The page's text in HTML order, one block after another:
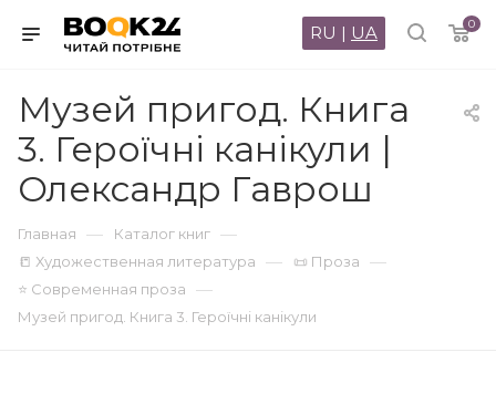
0
RU | UA
Музей пригод. Книга
3. Героїчні канікули |
Олександр Гаврош
Главная — Каталог книг —
📒 Художественная литература — 📜 Проза —
⭐ Современная проза —
Музей пригод. Книга 3. Героїчні канікули